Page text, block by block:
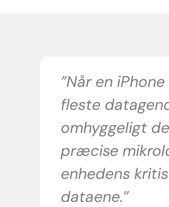
”Når en
fleste
omhyggeligt
præcise
enhedens
dataene.”